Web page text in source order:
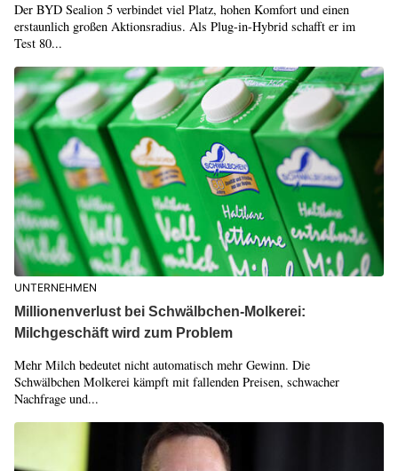
Der BYD Sealion 5 verbindet viel Platz, hohen Komfort und einen
erstaunlich großen Aktionsradius. Als Plug-in-Hybrid schafft er im
Test 80...
UNTERNEHMEN
Millionenverlust bei Schwälbchen-Molkerei:
Milchgeschäft wird zum Problem
Mehr Milch bedeutet nicht automatisch mehr Gewinn. Die
Schwälbchen Molkerei kämpft mit fallenden Preisen, schwacher
Nachfrage und...